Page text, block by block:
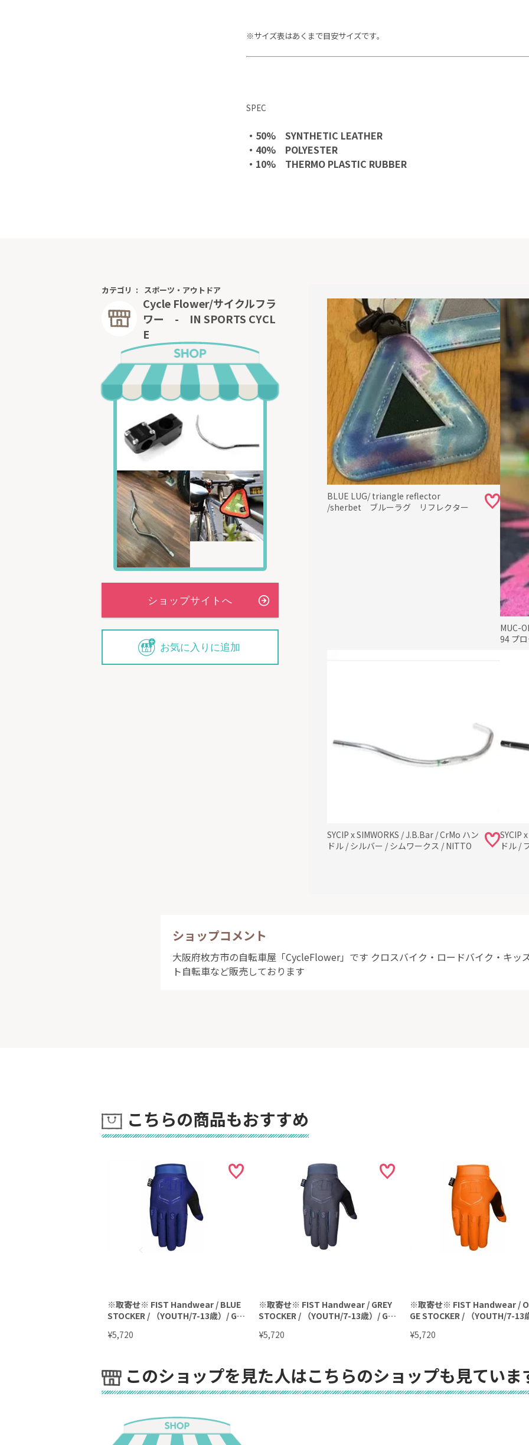
※サイズ表はあくまで目安サイズです｡
SPEC
・50% SYNTHETIC LEATHER
・40% POLYESTER
・10% THERMO PLASTIC RUBBER
カテゴリ スポーツ・アウトドア
Cycle Flower/サイクルフラ
ワー - IN SPORTS CYCL
E
お気に入りに追加
BLUE LUG/ triangle reflector
/sherbet ブルーラグ リフレクター
MUC-
94 プ
SYCIP x SIMWORKS / J.B.Bar / CrMo ハン
ドル / シルバー / シムワークス / NITTO
SYCIP
ドル /
ショップコメント
大阪府枚方市の自転車屋「CycleFlower」です クロスバイク・ロードバイク・キッ
ト自転車など販売しております
こちらの商品もおすすめ
※取寄せ※ FIST Handwear / BLUE
STOCKER / （YOUTH/7-13歳）/ Glo
¥5,720
※取寄せ※ FIST Handwear / GREY
STOCKER / （YOUTH/7-13歳）/ Glo
¥5,720
※取寄せ※ FIST Handwear /
GE STOCKER / （YOUTH/7-13
¥5,720
このショップを見た人はこちらのショップも見ていま